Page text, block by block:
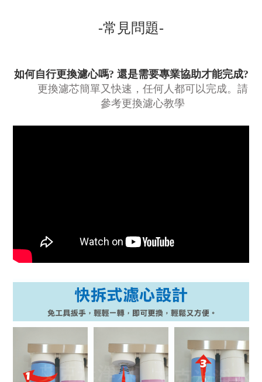
-常見問題-
如何自行更換濾心嗎? 還是需要專業協助才能完成?
更換濾芯簡單又快速，任何人都可以完成。請
參考更換濾心教學